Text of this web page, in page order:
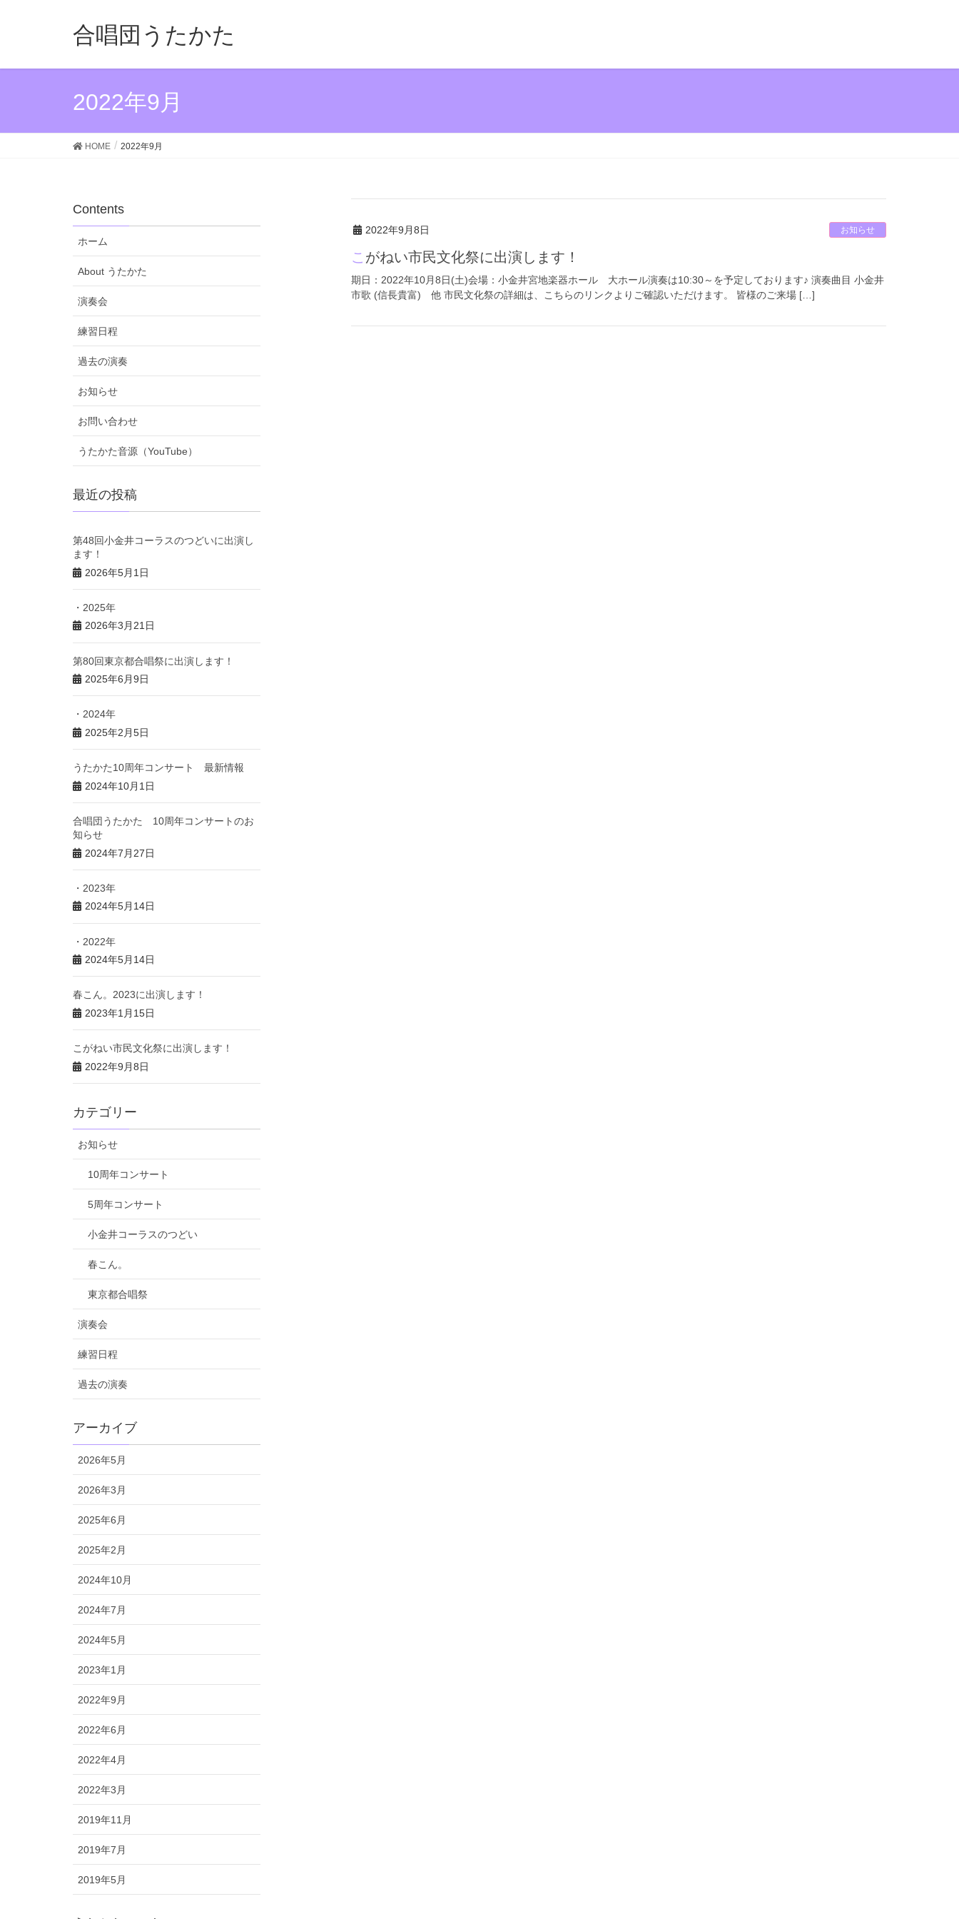
合唱団うたかた
2022年9月
HOME 2022年9月
2022年9月8日 お知らせ
こがねい市民文化祭に出演します！
期日：2022年10月8日(土)会場：小金井宮地楽器ホール 大ホール演奏は10:30～を予定しております♪ 演奏曲目 小金井
市歌 (信長貴富) 他 市民文化祭の詳細は、こちらのリンクよりご確認いただけます。 皆様のご来場 […]
Contents
ホーム
About うたかた
演奏会
練習日程
過去の演奏
お知らせ
お問い合わせ
うたかた音源（YouTube）
最近の投稿
第48回小金井コーラスのつどいに出演し
ます！
2026年5月1日
・2025年
2026年3月21日
第80回東京都合唱祭に出演します！
2025年6月9日
・2024年
2025年2月5日
うたかた10周年コンサート 最新情報
2024年10月1日
合唱団うたかた 10周年コンサートのお
知らせ
2024年7月27日
・2023年
2024年5月14日
・2022年
2024年5月14日
春こん。2023に出演します！
2023年1月15日
こがねい市民文化祭に出演します！
2022年9月8日
カテゴリー
お知らせ
10周年コンサート
5周年コンサート
小金井コーラスのつどい
春こん。
東京都合唱祭
演奏会
練習日程
過去の演奏
アーカイブ
2026年5月
2026年3月
2025年6月
2025年2月
2024年10月
2024年7月
2024年5月
2023年1月
2022年9月
2022年6月
2022年4月
2022年3月
2019年11月
2019年7月
2019年5月